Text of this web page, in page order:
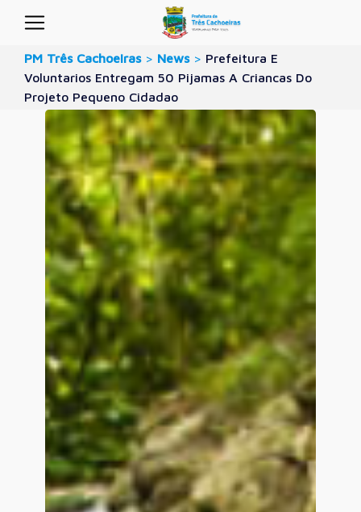
PM Três Cachoeiras > News > Prefeitura E
Voluntarios Entregam 50 Pijamas A Criancas Do
Projeto Pequeno Cidadao